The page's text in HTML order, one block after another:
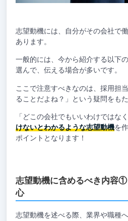
志望動機には、自分がその会社で
あります。
一般的には、今から紹介する以下
選んで、伝える場合が多いです。
ここで注意すべきなのは、採用担
ることだよね？」という疑問をも
「どこの会社でもいいわけではなく
けないとわかるような志望動機を
ポイントとなります！
志望動機に含めるべき内容
心
志望動機を述べる際、業界や職種